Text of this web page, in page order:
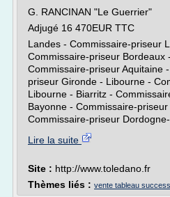
G. RANCINAN "Le Guerrier"
Adjugé 16 470EUR TTC
Landes - Commissaire-priseur
Commissaire-priseur Bordeaux
Commissaire-priseur Aquitaine
priseur Gironde - Libourne -
Libourne - Biarritz -
Bayonne - Commissaire-
Commissaire-priseur
Lire la suite
Site : http://www.toledano.fr
Thèmes liés : vente tableau